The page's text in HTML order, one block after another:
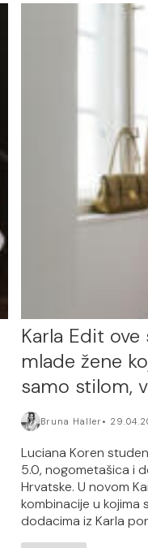
Karla Edit
mlade žene
samo stilom,
Bruna Haller
Luciana Koren
5.0, nogometašica i
Hrvatske. U novom
kombinacije u kojima
dodacima iz Karla